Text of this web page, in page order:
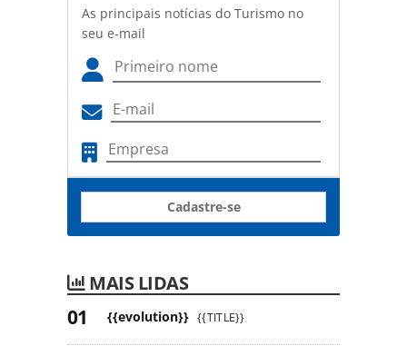
As principais notícias do Turismo no
seu e-mail
Cadastre-se
MAIS LIDAS
{{evolution}} {{TITLE}}